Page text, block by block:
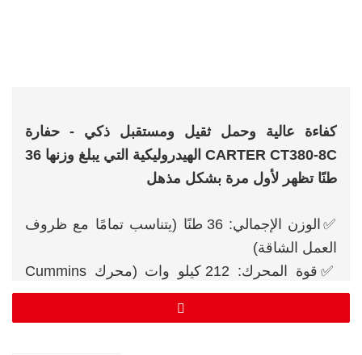
كفاءة عالية وحمل ثقيل ومستقبل ذكي - حفارة
CARTER CT380-8C الهيدروليكية التي يبلغ وزنها 36
طنًا تظهر لأول مرة بشكل مذهل
✅الوزن الإجمالي: 36 طنًا (يتناسب تمامًا مع ظروف
العمل الشاقة)
✅قوة المحرك: 212 كيلو وات (محرك Cummins
National III، توازن مثالي بين الأداء القوي وانخفاض